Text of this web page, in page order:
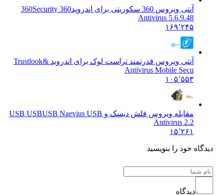
آنتی ویروس 360 سکوریتی برای اندروید
360 360Security
Antivirus 5.6.9.48
۱۶۹٬۲۴۵
آنتی ویروس قدرتمند تراست لوک برای اندروید & Trustlook
Antivirus Mobile Secu
۱۰۵٬۵۵۳
مقابله ویروس فلش دیسک و USB USBUSB Naevius USB
Antivirus 2.2
۱۵٬۲۶۱
خود را بنویسید
دیدگاه